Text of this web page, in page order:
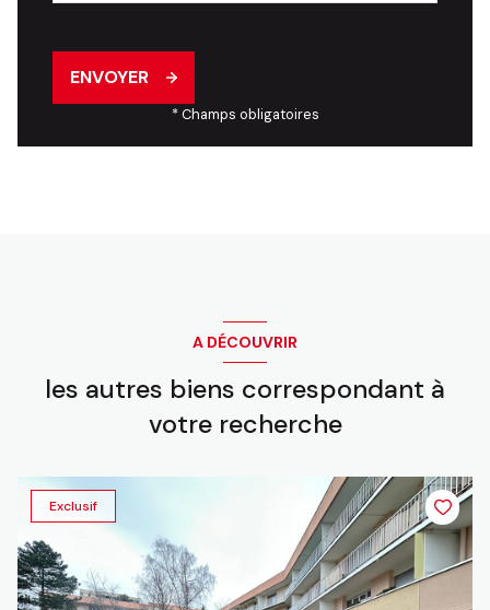
ENVOYER
* Champs obligatoires
A DÉCOUVRIR
les autres biens correspondant à
votre recherche
Exclusif